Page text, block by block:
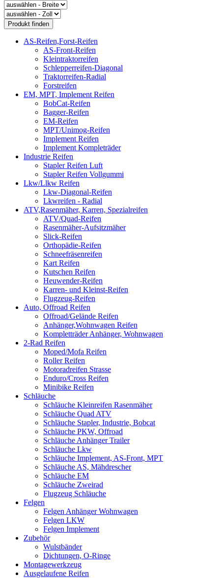
AS-Reifen,Forst-Reifen
AS-Front-Reifen
Kleintraktorreifen
Schlepperreifen-Diagonal
Traktorreifen-Radial
Forstreifen
EM, MPT, Implement Reifen
BobCat-Reifen
Bagger-Reifen
EM-Reifen
MPT/Unimog-Reifen
Implement Reifen
Implement Kompleträder
Industrie Reifen
Stapler Reifen Luft
Stapler Reifen Vollgummi
Lkw/Llkw Reifen
Lkw-Diagonal-Reifen
Lkwreifen - Radial
ATV,Rasenmäher, Karren, Spezialreifen
ATV/Quad-Reifen
Rasenmäher-Aufsitzmäher
Slick-Reifen
Orthopädie-Reifen
Schneefräsenreifen
Kart Reifen
Kutschen Reifen
Heuwender-Reifen
Karren- und Kleinst-Reifen
Flugzeug-Reifen
Auto, Offroad Reifen
Offroad/Gelände Reifen
Anhänger,Wohnwagen Reifen
Kompletträder Anhänger, Wohnwagen
2-Rad Reifen
Moped/Mofa Reifen
Roller Reifen
Motoradreifen Strasse
Enduro/Cross Reifen
Minibike Reifen
Schläuche
Schläuche Kleinreifen Rasenmäher
Schläuche Quad ATV
Schläuche Stapler, Industrie, Bobcat
Schläuche PKW, Offroad
Schläuche Anhänger Trailer
Schläuche Lkw
Schläuche Implement, AS-Front, MPT
Schläuche AS, Mähdrescher
Schläuche EM
Schläuche Zweirad
Flugzeug Schläuche
Felgen
Felgen Anhänger Wohnwagen
Felgen LKW
Felgen Implement
Zubehör
Wulstbänder
Dichtungen, O-Ringe
Montagewerkzeug
Ausgelaufene Reifen